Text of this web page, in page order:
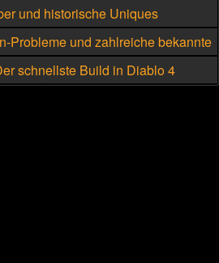
und historische Uniques
Probleme und zahlreiche bekannte
schnellste Build in Diablo 4